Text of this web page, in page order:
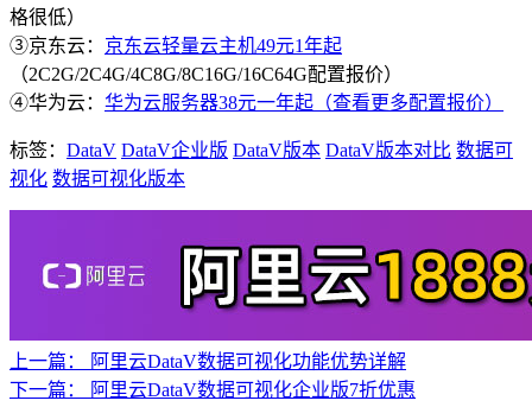
格很低）
③京东云： 京东云轻量云主机49元1年起
（2C2G/2C4G/4C8G/8C16G/16C64G配置报价）
④华为云： 华为云服务器38元一年起（查看更多配置报价）
标签： DataV DataV企业版 DataV版本 DataV版本对比 数据可
视化 数据可视化版本
上一篇：
阿里云DataV数据可视化功能优势详解
下一篇：
阿里云DataV数据可视化企业版7折优惠